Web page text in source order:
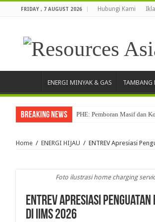
FRIDAY , 7 AUGUST 2026 Hubungi Kami
ENERGI MINYAK & GAS TAMBANG
Breaking News PHE: Pemboran Masif dan
Warga Akui Infrastruktur
Tingkatkan Akses dan
Elnusa Perkuat
Dukung Penguatan Desa
Kepastian Produksi
Home / ENERGI HIJAU / ENTREV Apresiasi
Foto ilustrasi home charging
ENTREV Apresiasi
di IIMS 2026